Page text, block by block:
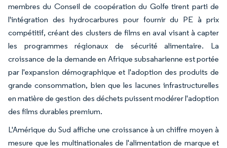
membres du Conseil de coopération du Golfe tirent parti de
l'intégration des hydrocarbures pour fournir du PE à prix
compétitif, créant des clusters de films en aval visant à capter
les programmes régionaux de sécurité alimentaire. La
croissance de la demande en Afrique subsaharienne est portée
par l'expansion démographique et l'adoption des produits de
grande consommation, bien que les lacunes infrastructurelles
en matière de gestion des déchets puissent modérer l'adoption
des films durables premium.
L'Amérique du Sud affiche une croissance à un chiffre moyen à
mesure que les multinationales de l'alimentation de marque et